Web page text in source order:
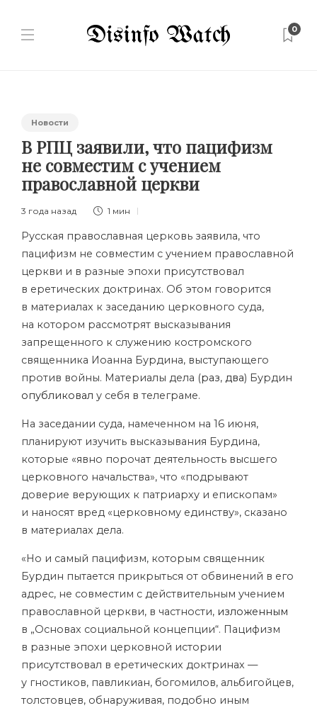
0
Новости
В РПЦ заявили, что пацифизм
не совместим с учением
православной церкви
3 года назад 1 мин
Русская православная церковь заявила, что
пацифизм не совместим с учением православной
церкви и в разные эпохи присутствовал
в еретических доктринах. Об этом говорится
в материалах к заседанию церковного суда,
на котором рассмотрят высказывания
запрещенного к служению костромского
священника Иоанна Бурдина, выступающего
против войны. Материалы дела (раз, два) Бурдин
опубликовал у себя в телеграме.
На заседании суда, намеченном на 16 июня,
планируют изучить высказывания Бурдина,
которые «явно порочат деятельность высшего
церковного начальства», что «подрывают
доверие верующих к патриарху и епископам»
и наносят вред «церковному единству», сказано
в материалах дела.
«Но и самый пацифизм, которым священник
Бурдин пытается прикрыться от обвинений в его
адрес, не совместим с действительным учением
православной церкви, в частности, изложенным
в „Основах социальной концепции“. Пацифизм
в разные эпохи церковной истории
присутствовал в еретических доктринах —
у гностиков, павликиан, богомилов, альбигойцев,
толстовцев, обнаруживая, подобно иным